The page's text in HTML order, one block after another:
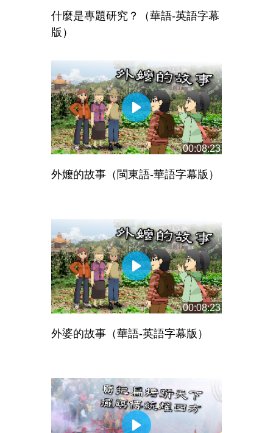
什麼是專題研究？（華語-英語字幕
版）
00:08:23
外嬤的故事（閩東語-華語字幕版）
00:08:23
外婆的故事（華語-英語字幕版）